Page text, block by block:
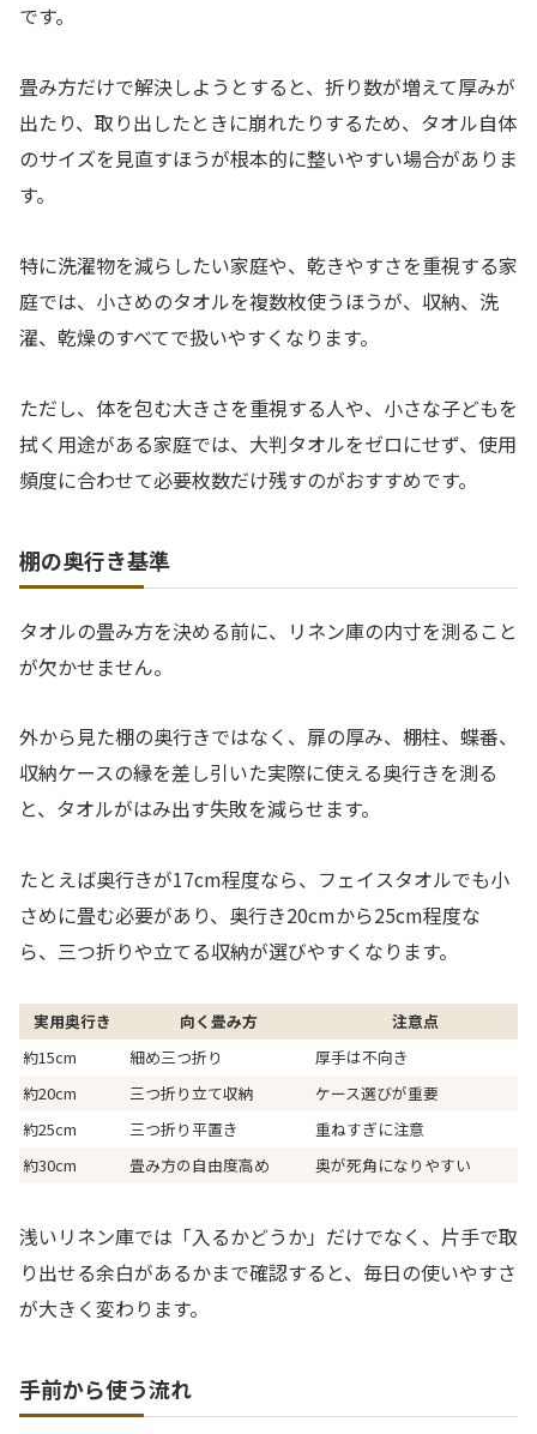
です。
畳み方だけで解決しようとすると、折り数が増えて厚みが
出たり、取り出したときに崩れたりするため、タオル自体
のサイズを見直すほうが根本的に整いやすい場合がありま
す。
特に洗濯物を減らしたい家庭や、乾きやすさを重視する家
庭では、小さめのタオルを複数枚使うほうが、収納、洗
濯、乾燥のすべてで扱いやすくなります。
ただし、体を包む大きさを重視する人や、小さな子どもを
拭く用途がある家庭では、大判タオルをゼロにせず、使用
頻度に合わせて必要枚数だけ残すのがおすすめです。
棚の奥行き基準
タオルの畳み方を決める前に、リネン庫の内寸を測ること
が欠かせません。
外から見た棚の奥行きではなく、扉の厚み、棚柱、蝶番、
収納ケースの縁を差し引いた実際に使える奥行きを測る
と、タオルがはみ出す失敗を減らせます。
たとえば奥行きが17cm程度なら、フェイスタオルでも小
さめに畳む必要があり、奥行き20cmから25cm程度な
ら、三つ折りや立てる収納が選びやすくなります。
実用奥行き 向く畳み方
注意点
約15cm
細め三つ折り
厚手は不向き
約20cm
三つ折り立て収納
ケース選びが重要
約25cm
三つ折り平置き
重ねすぎに注意
約30cm
畳み方の自由度高め 奥が死角になりやすい
浅いリネン庫では「入るかどうか」だけでなく、片手で取
り出せる余白があるかまで確認すると、毎日の使いやすさ
が大きく変わります。
手前から使う流れ